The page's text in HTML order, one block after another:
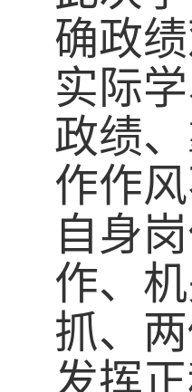
确政
实际
政绩
作作
自身
作、
抓、
发挥